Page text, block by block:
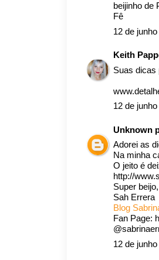
beijinho de
Fê
12 de
Keith
Suas dicas
12 de
Unknown
Adorei as
Na minha
O jeito é
http://
Super beijo,
Sah Errera
Blog
Fan Page:
12 de